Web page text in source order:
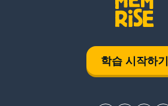
학습 시작하기